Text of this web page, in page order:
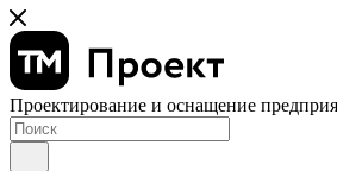
Проектирование и оснащение